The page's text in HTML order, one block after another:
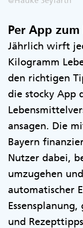
Per App
Jährlich wirft
Kilogramm
den richtigen
die stocky App
ansagen. Die
Bayern
Nutzer dabei,
umzugehen
automatischer
und